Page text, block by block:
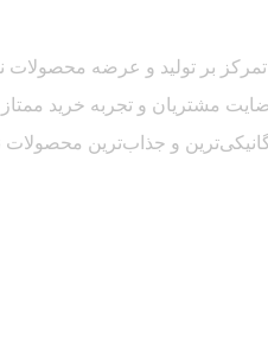
بر تولید و عرضه محصولات
مشتریان و تجربه خرید
و جذاب‌ترین محصولات